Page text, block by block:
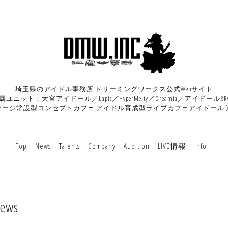
埼玉県のアイドル事務所 ドリーミングワークス公式Webサイト
ユニット：大宮アイドール／Lapis／HyperMelty／Dreamia／アイドール
ージ常設型コンセプトカフェ アイドル育成型ライブカフェアイドール
Top News Talents Company Audition LIVE情報 Info